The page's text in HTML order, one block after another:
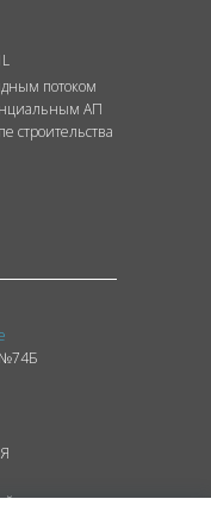
потоком
АП
строительства
№74Б